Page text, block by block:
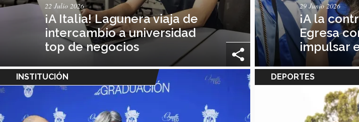
22 Julio 2026
¡A Italia! Lagunera viaja de
intercambio a universidad
top de negocios
INSTITUCIÓN
29 Junio 2026
¡A la
Egresa
impulsar
DEPORTES